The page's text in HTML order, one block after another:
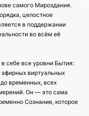
самого Мироздания.
целостное
в поддержании
во всём её
себе все уровни Бытия:
эфирных виртуальных
временных, всех
Он — это сама
Сознание, которое